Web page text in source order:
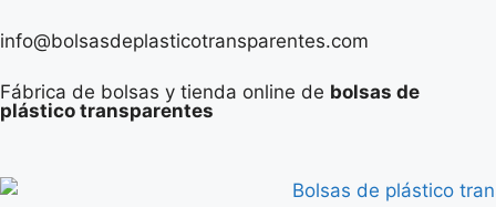
info@bolsasdeplasticotransparentes.com
Fábrica de bolsas y tienda online de bolsas de
plástico transparentes